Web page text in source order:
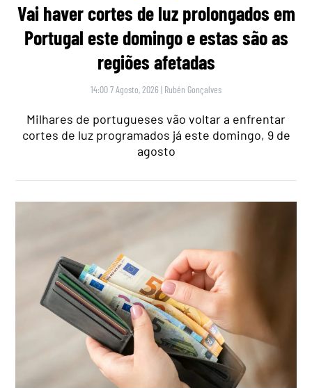
Vai haver cortes de luz prolongados em
Portugal este domingo e estas são as
regiões afetadas
14:00 7 Agosto, 2026 | Rubén Gonçalves
Milhares de portugueses vão voltar a enfrentar
cortes de luz programados já este domingo, 9 de
agosto